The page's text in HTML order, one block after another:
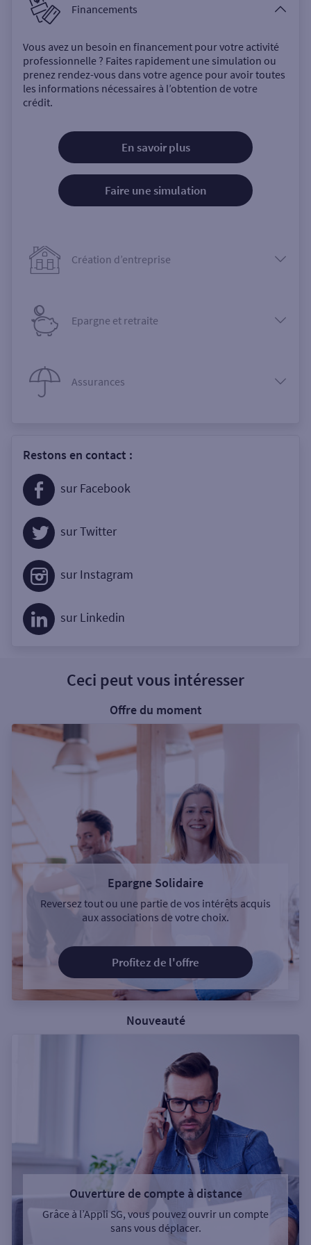
Financements
Vous avez un besoin en financement pour votre activité
professionnelle ? Faites rapidement une simulation ou
prenez rendez-vous dans votre agence pour avoir toutes
les informations nécessaires à l’obtention de votre
crédit.
En savoir plus
Faire une simulation
Création d’entreprise
Epargne et retraite
Assurances
Restons en contact :
sur Facebook
sur Twitter
sur Instagram
sur Linkedin
Ceci peut vous intéresser
Offre du moment
Epargne Solidaire
Reversez tout ou une partie de vos intérêts acquis
aux associations de votre choix.
Profitez de l'offre
Nouveauté
Ouverture de compte à distance
Grâce à l’Appli SG, vous pouvez ouvrir un compte
sans vous déplacer.